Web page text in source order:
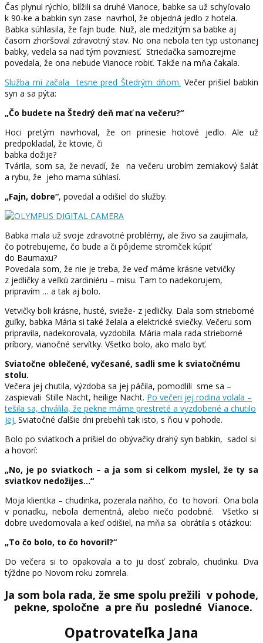
Čas plynul rýchlo, blížili sa druhé Vianoce, babke sa už schyľovalo
k 90-ke a babkin syn zase navrhol, že objedná jedlo z hotela.
Babka súhlasila, že fajn bude. Nuž, ale medzitým sa babke aj
časom zhoršoval zdravotný stav. No ona nebola ten typ ustonanej
babky, vedela sa nad tým povzniesť. Striedačka samozrejme
povedala, že ona nebude Vianoce robiť. Takže na mňa čakala.
Služba mi začala tesne pred Štedrým dňom. Večer prišiel babkin
syn a sa pýta:
„Čo budete na Štedrý deň mať na večeru?“
Hoci pretým navrhoval, že on prinesie hotové jedlo. Ale už
predpokladal, že ktovie, či
babka dožije?
Tvárila, som sa, že nevadí, že na večeru urobím zemiakový šalát
a rybu, že jeho mama súhlasí.
„Fajn, dobre“, povedal a odišiel do služby.
Babka mala už svoje zdravotné problémy, ale živo sa zaujímala,
čo potrebujeme, čo bude a či pôjdeme stromček kúpiť
do Baumaxu?
Povedala som, že nie je treba, že veď máme krásne vetvičky
z jedličky a veľkú zardiniéru – misu. Tam to nadekorujem,
pripravím … a tak aj bolo.
Vetvičky boli krásne, husté, svieže- z jedličky. Dala som strieborné
guľky, babka Mária si také želala a elektrické sviečky. Večeru som
pripravila, nadekorovala, vyzdobila. Mária mala rada strieborné
príbory, vianočné servítky. Všetko bolo, ako malo byť.
Sviatočne oblečené, vyčesané, sadli sme k sviatočnému
stolu.
Večera jej chutila, výzdoba sa jej páčila, pomodlili sme sa –
zaspievali Stille Nacht, heilige Nacht. Po večeri jej rodina volala –
tešila sa, chválila, že pekne máme prestreté a vyzdobené a chutilo
jej. Sviatočné ďalšie dni prebehli tak isto, s ňou v pohode.
Bolo po sviatkoch a prišiel do obývačky drahý syn babkin, sadol si
a hovorí:
„No, je po sviatkoch – a ja som si celkom myslel, že ty sa
sviatkov nedožijes…“
Moja klientka – chudinka, pozerala naňho, čo to hovorí. Ona bola
v poriadku, nebola dementná, alebo niečo podobné. Všetko si
dobre uvedomovala a keď odišiel, na mňa sa obrátila s otázkou:
„To čo bolo, to čo hovoril?“
Do večera si to opakovala a to ju dosť zobralo, chudinku. Dva
týždne po Novom roku zomrela.
Ja som bola rada, že sme spolu prežili v pohode,
pekne, spoločne a pre ňu posledné Vianoce.
Opatrovateľka Jana